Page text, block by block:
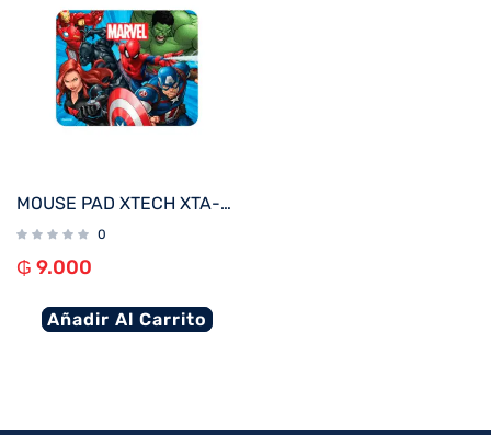
MOUSE PAD XTECH XTA-M100AV 22X18X0.2CM AVENGERS
0
₲ 9.000
Añadir Al Carrito